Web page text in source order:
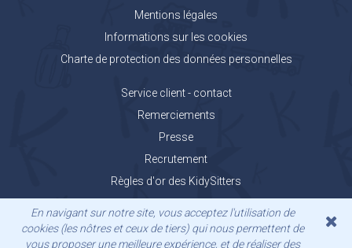
Mentions légales
Informations sur les cookies
Charte de protection des données personnelles
Service client - contact
Remerciements
Presse
Recrutement
Règles d'or des KidySitters
En navigant sur notre site, vous acceptez l'utilisation de
cookies (les nôtres et ceux de tiers) qui nous permettent de
vous proposer une meilleure expérience, et de réaliser des